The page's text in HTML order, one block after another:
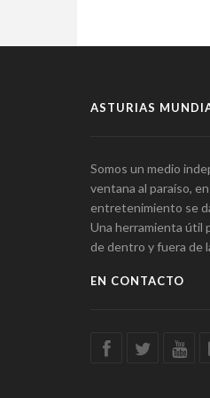
ASTURIAS
Somos un medio
ventana al paraíso,
entretenimiento se
Una herramienta útil
de dentro y fuera de
EN CONTACTO